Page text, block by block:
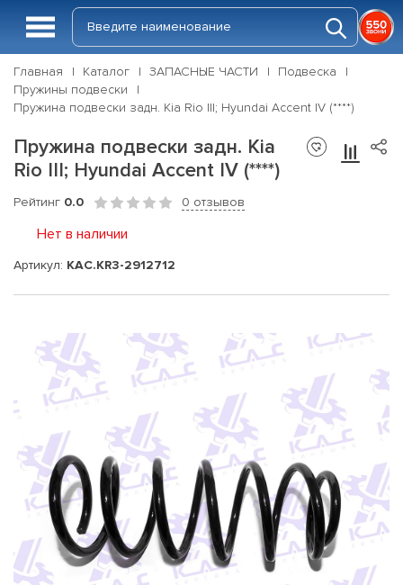
Главная Каталог ЗАПАСНЫЕ ЧАСТИ
Подвеска
Пружины подвески
Пружина подвески задн. Kia Rio III; Hyundai Accent IV (****)
Пружина подвески задн. Kia
Rio III; Hyundai Accent IV (****)
Рейтинг 0.0 0 отзывов
Нет в наличии
Артикул: KAC.KR3-2912712